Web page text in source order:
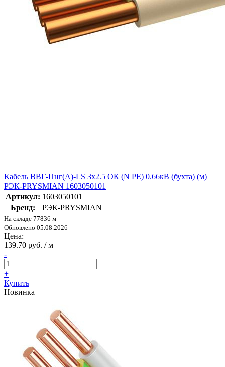
Кабель ВВГ-Пнг(А)-LS 3х2.5 ОК (N PE) 0.66кВ (бухта) (м)
РЭК-PRYSMIAN 1603050101
Артикул: 1603050101
Бренд:
РЭК-PRYSMIAN
На складе 77836 м
Обновлено 05.08.2026
Цена:
139.70 руб. / м
-
+
Купить
Новинка